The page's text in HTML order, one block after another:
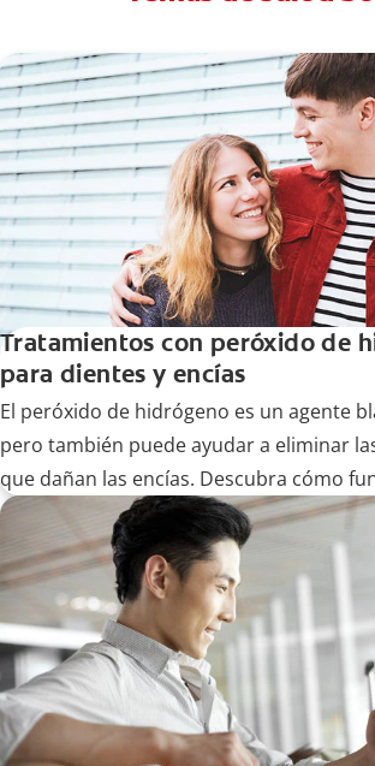
Tratamientos con peróxido de
para dientes y encías
El peróxido de hidrógeno es un agente
pero también puede ayudar a eliminar
que dañan las encías. Descubra cómo
tratamientos de encías con peróxido de